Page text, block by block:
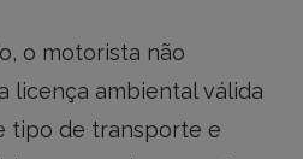
o motorista não
licença ambiental válida
tipo de transporte e